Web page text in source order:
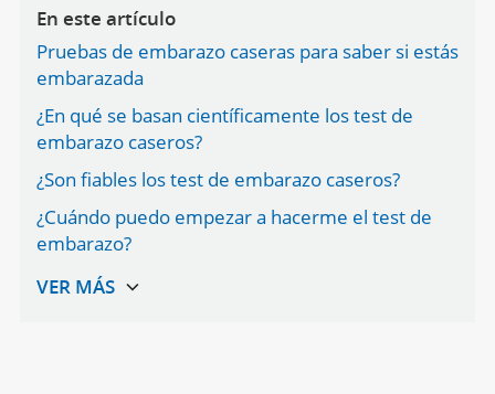
En este artículo
Pruebas de embarazo caseras para saber si estás
embarazada
¿En qué se basan científicamente los test de
embarazo caseros?
¿Son fiables los test de embarazo caseros?
¿Cuándo puedo empezar a hacerme el test de
embarazo?